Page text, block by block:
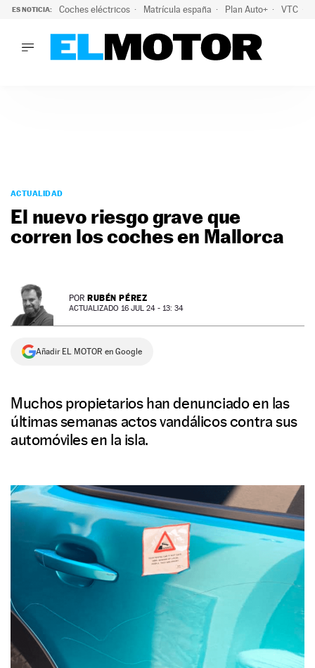
ES NOTICIA: Coches eléctricos Matrícula españa Plan Auto+ VTC
PODCAST
MOTOS
TECNOLOGÍA
PREMIOS
SERVICIOS
ACTUALIDAD
El nuevo riesgo grave que
corren los coches en Mallorca
POR RUBÉN PÉREZ
ACTUALIZADO 16 JUL 24 - 13: 34
Añadir EL MOTOR en Google
Muchos propietarios han denunciado en las
últimas semanas actos vandálicos contra sus
automóviles en la isla.